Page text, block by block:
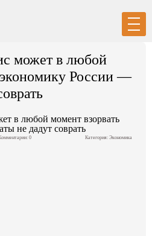
Политика
может в любой
экономику России —
0 Категория: Экономика